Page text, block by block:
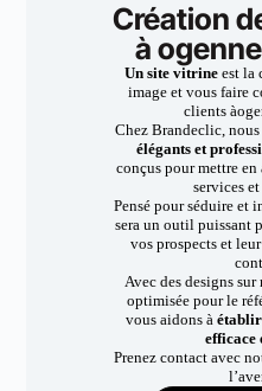
Création
à
Un site vitrineest la
image et vous faire
clients
Chez Brandeclic, nous
élégants et
conçus pour mettre
services
Pensé pour séduire et
sera un outil puissant
vos prospects et
Avec des designs sur
optimisée pour le
vous aidons à établir
efficace
Prenez contact avec